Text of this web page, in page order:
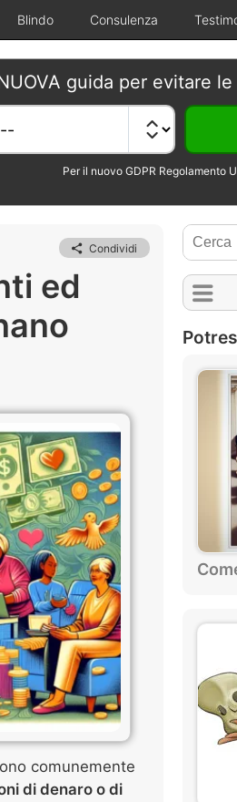
Blindo Consulenza
guida per evitare
Per il nuovo GDPR Regolamento
Condividi
ed
comunemente
di denaro o di